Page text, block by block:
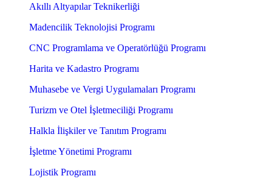
Akıllı Altyapılar Teknikerliği
Madencilik Teknolojisi Programı
CNC Programlama ve Operatörlüğü Programı
Harita ve Kadastro Programı
Muhasebe ve Vergi Uygulamaları Programı
Turizm ve Otel İşletmeciliği Programı
Halkla İlişkiler ve Tanıtım Programı
İşletme Yönetimi Programı
Lojistik Programı